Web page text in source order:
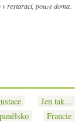
restaraci, pouze doma.
Jen tak...
Francie